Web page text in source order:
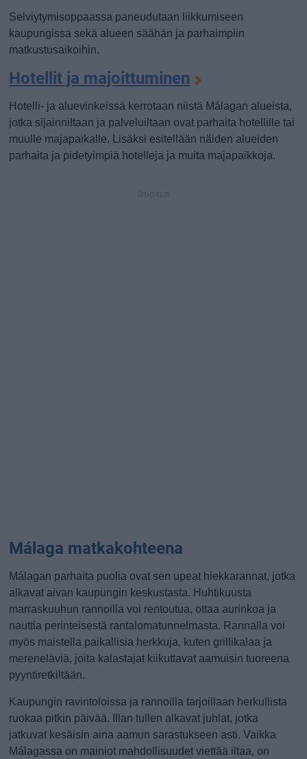
Selviytymisoppaassa paneudutaan liikkumiseen
kaupungissa sekä alueen säähän ja parhaimpiin
matkustusaikoihin.
Hotellit ja majoittuminen
Hotelli- ja aluevinkeissä kerrotaan niistä Málagan alueista,
jotka sijainniltaan ja palveluiltaan ovat parhaita hotellille tai
muulle majapaikalle. Lisäksi esitellään näiden alueiden
parhaita ja pidetyimpiä hotelleja ja muita majapaikkoja.
Málaga matkakohteena
Málagan parhaita puolia ovat sen upeat hiekkarannat, jotka
alkavat aivan kaupungin keskustasta. Huhtikuusta
marraskuuhun rannoilla voi rentoutua, ottaa aurinkoa ja
nauttia perinteisestä rantalomatunnelmasta. Rannalla voi
myös maistella paikallisia herkkuja, kuten grillikalaa ja
mereneläviä, joita kalastajat kiikuttavat aamuisin tuoreena
pyyntiretkiltään.
Kaupungin ravintoloissa ja rannoilla tarjoillaan herkullista
ruokaa pitkin päivää. Illan tullen alkavat juhlat, jotka
jatkuvat kesäisin aina aamun sarastukseen asti. Vaikka
Málagassa on mainiot mahdollisuudet viettää iltaa, on